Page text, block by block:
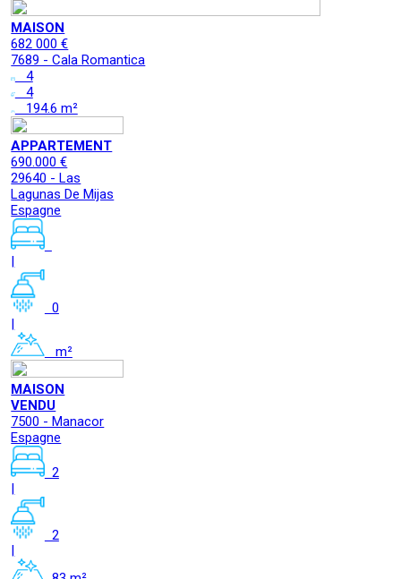
MAISON
682 000 €
7689 - Cala Romantica
4
4
194.6 m²
APPARTEMENT
690.000 €
29640 - Las
Lagunas De Mijas
Espagne
|
0
|
m²
MAISON
VENDU
7500 - Manacor
Espagne
2
|
2